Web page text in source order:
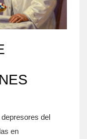
del
en